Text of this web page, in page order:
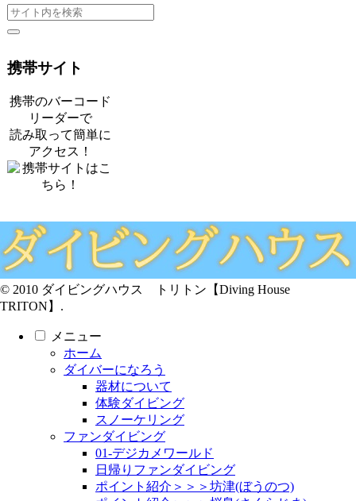
携帯サイト
携帯のバーコード
リーダーで
読み取って簡単に
アクセス！
© 2010 ダイビングハウス トリトン【Diving House
TRITON】.
メニュー
ホーム
ダイバーになろう
器材について
体験ダイビング
スノーケリング
ファンダイビング
01-デジカメワールド
日帰りファンダイビング
ポイント紹介＞＞＞坊津(ぼうのつ)